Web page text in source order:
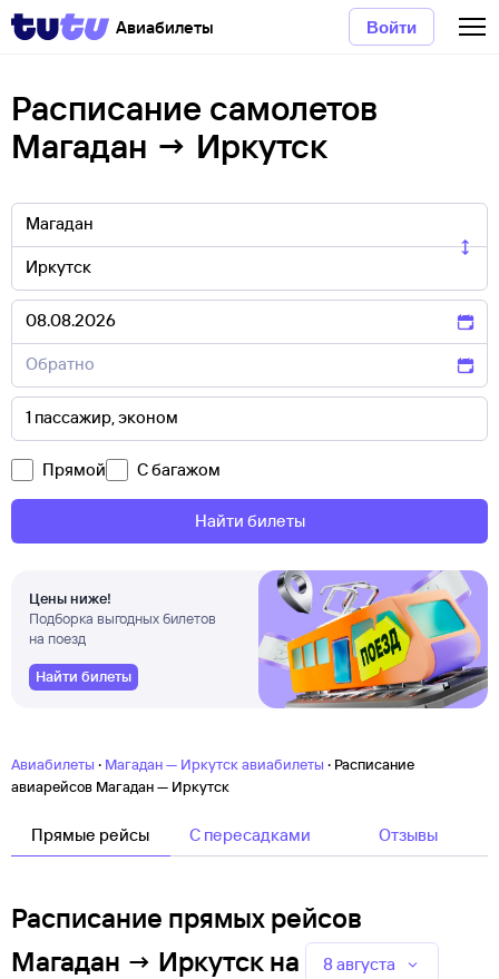
Авиабилеты Войти
Расписание самолетов
Магадан → Иркутск
Прямой С багажом
Найти билеты
Цены ниже!
Подборка выгодных билетов
на поезд
Найти билеты
Авиабилеты · Магадан — Иркутск авиабилеты · Расписание
авиарейсов Магадан — Иркутск
Прямые рейсы C пересадками Отзывы
Расписание прямых рейсов
Магадан → Иркутск на 8 августа